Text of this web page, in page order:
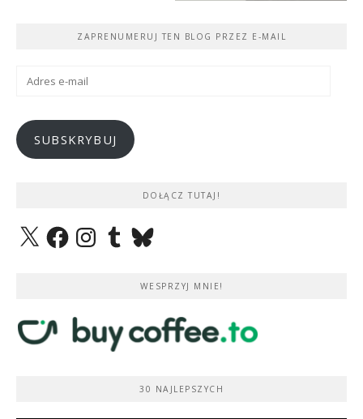
ZAPRENUMERUJ TEN BLOG PRZEZ E-MAIL
Adres
SUBSKRYBUJ
DOŁĄCZ TUTAJ!
X FacebookInstagramTumblrBluesky
WESPRZYJ MNIE!
30 NAJLEPSZYCH